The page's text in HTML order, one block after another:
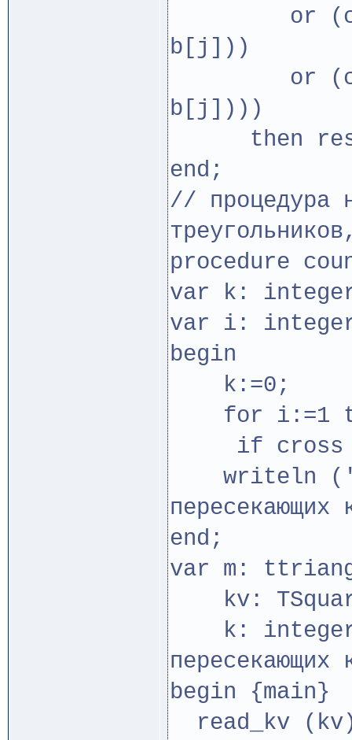
or
b[j]))
or
b[j])))
then
end;
// процедура
procedure
var k:
var i:
begin
k:=0;
for i:=1
if cross
writeln
end;
var m:
kv:
k: integer;
пересекающих
begin {main}
read_kv